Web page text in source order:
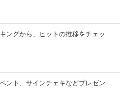
ングから、ヒットの推移をチェッ
ント、サインチェキなどプレゼン